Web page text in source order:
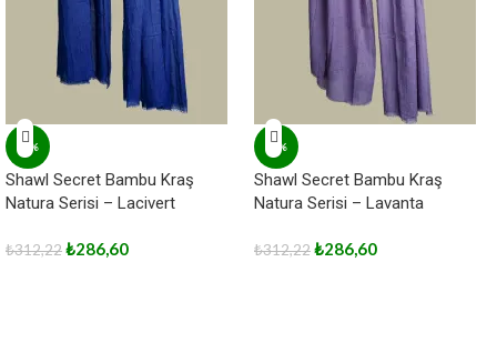
-8%
Shawl Secret Bambu Kraş
Natura Serisi – Lacivert
₺312,22₺286,60
-8%
Shawl Secret Bambu Kraş
Natura Serisi – Lavanta
₺312,22₺286,60